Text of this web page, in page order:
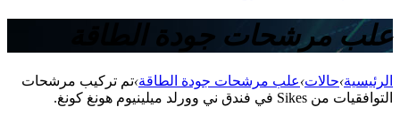
علب مرشحات جودة الطاقة
الرئيسية›حالات›علب مرشحات جودة الطاقة›تم تركيب مرشحات
التوافقيات من Sikes في فندق ني وورلد ميلينيوم هونغ كونغ.